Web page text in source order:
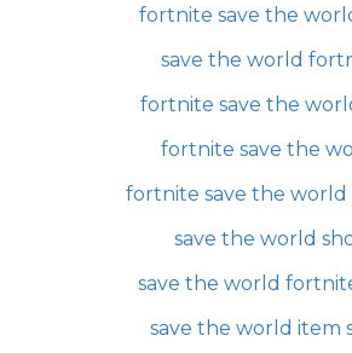
fortnite save the
save the world
fortnite save the
fortnite save the
fortnite save the world
save the world
save the world
save the world item